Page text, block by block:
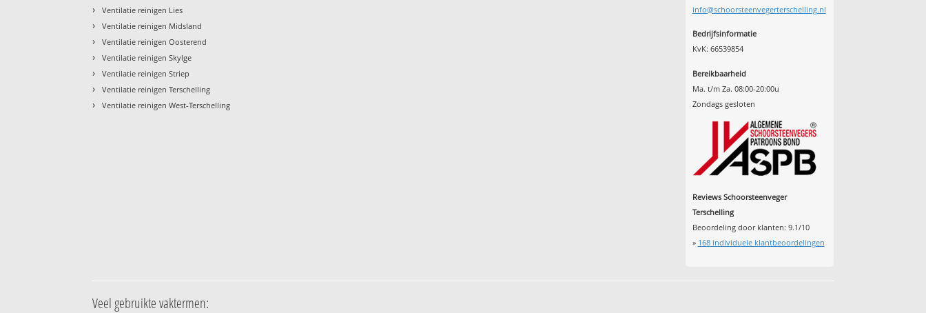
›
Ventilatie reinigen Lies
› Ventilatie reinigen Midsland
› Ventilatie reinigen Oosterend
› Ventilatie reinigen Skylge
› Ventilatie reinigen Striep
› Ventilatie reinigen Terschelling
› Ventilatie reinigen West-Terschelling
info@schoorsteenvegerterschelling.nl
Bedrijfsinformatie
KvK: 66539854
Bereikbaarheid
Ma. t/m Za. 08:00-20:00u
Zondags gesloten
Reviews Schoorsteenveger
Terschelling
Beoordeling door klanten: 9.1/10
» 168individuele klantbeoordelingen
Veel gebruikte vaktermen: